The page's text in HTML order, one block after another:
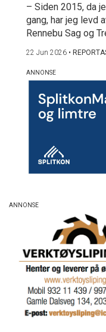
– Siden 2015, da
gang, har jeg levd
Rennebu Sag og
22 Jun 2026 •